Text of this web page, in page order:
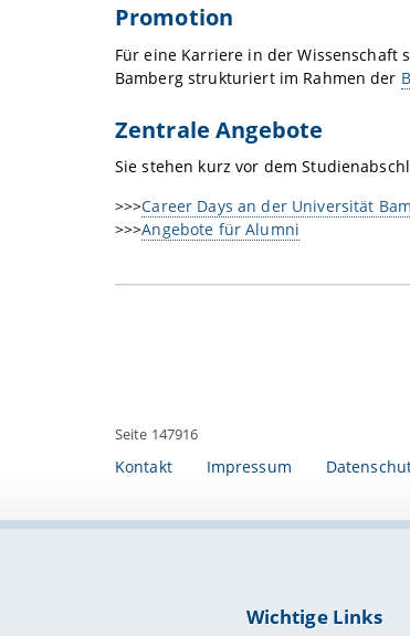
Promotion
Für eine Karriere in der Wissenschaft
Bamberg strukturiert im Rahmen der
Zentrale Angebote
Sie stehen kurz vor dem
>>>Career Days an der Universität
>>>Angebote für Alumni
Seite 147916
Kontakt Impressum
Wichtige Links